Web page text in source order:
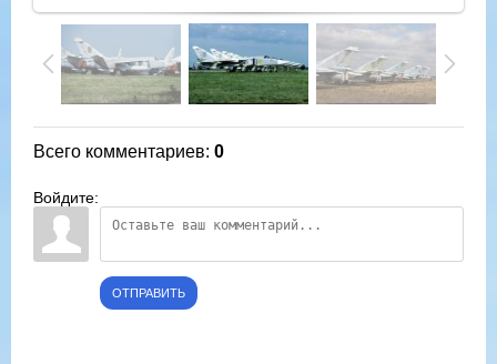
Всего комментариев: 0
Войдите:
ОТПРАВИТЬ